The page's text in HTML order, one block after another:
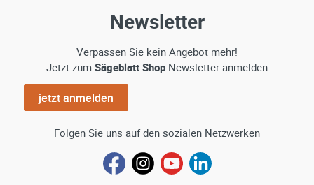
Newsletter
Verpassen Sie kein Angebot mehr!
Jetzt zum Sägeblatt Shop Newsletter anmelden
jetzt anmelden
Folgen Sie uns auf den sozialen Netzwerken